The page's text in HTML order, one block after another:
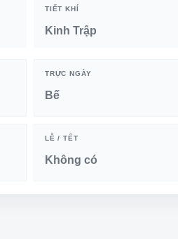
TIẾT KHÍ
Kinh Trập
TRỰC NGÀY
Bế
LỄ / TẾT
Không có